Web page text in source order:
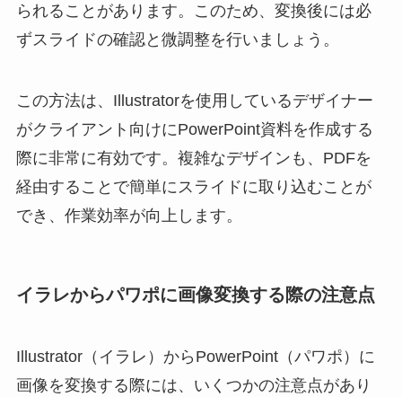
られることがあります。このため、変換後には必
ずスライドの確認と微調整を行いましょう。
この方法は、Illustratorを使用しているデザイナー
がクライアント向けにPowerPoint資料を作成する
際に非常に有効です。複雑なデザインも、PDFを
経由することで簡単にスライドに取り込むことが
でき、作業効率が向上します。
イラレからパワポに画像変換する際の注意点
Illustrator（イラレ）からPowerPoint（パワポ）に
画像を変換する際には、いくつかの注意点があり